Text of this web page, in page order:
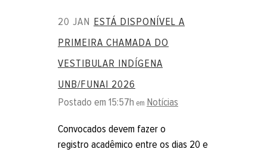
20 JAN
ESTÁ DISPONÍVEL A
PRIMEIRA CHAMADA DO
VESTIBULAR INDÍGENA
UNB/FUNAI 2026
Postado em 15:57h em Notícias
Convocados devem fazer o
registro acadêmico entre os dias 20 e